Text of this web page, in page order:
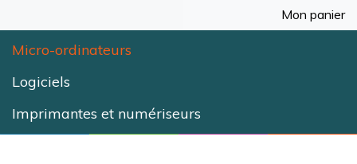
recherche
Mon panier
Micro-ordinateurs
Logiciels
Imprimantes et numériseurs